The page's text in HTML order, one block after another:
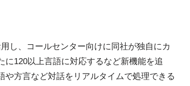
し、コールセンター向けに同社が独自にカ
120以上言語に対応するなど新機能を追
方言など対話をリアルタイムで処理できる